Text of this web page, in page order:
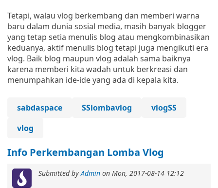
Tetapi, walau vlog berkembang dan memberi warna
baru dalam dunia sosial media, masih banyak blogger
yang tetap setia menulis blog atau mengkombinasikan
keduanya, aktif menulis blog tetapi juga mengikuti era
vlog. Baik blog maupun vlog adalah sama baiknya
karena memberi kita wadah untuk berkreasi dan
menumpahkan ide-ide yang ada di kepala kita.
sabdaspace SSlombavlog
vlogSS
vlog
Info Perkembangan Lomba Vlog
Submitted by Admin on Mon, 2017-08-14 12:12